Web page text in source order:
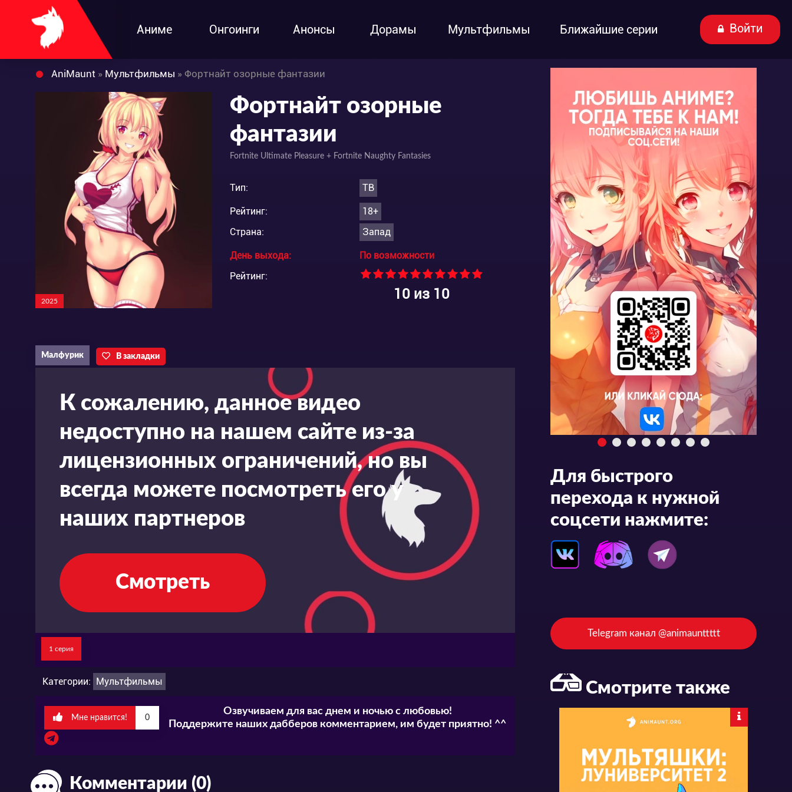
Аниме Онгоинги Анонсы Дорамы Мультфильмы Ближайшие серии Войти
AniMaunt » Мультфильмы » Фортнайт озорные фантазии
2025
Фортнайт озорные
фантазии
Fortnite Ultimate Pleasure + Fortnite Naughty Fantasies
Тип: ТВ
Рейтинг:
18+
Страна:
Запад
День выхода:
По возможности
Рейтинг:
10из 10
Малфурик В закладки
К сожалению, данное видео
недоступно на нашем сайте из-за
лицензионных ограничений, но вы
всегда можете посмотреть его у
наших партнеров
Смотреть
1 серия
Категории: Мультфильмы
Мне нравится! 0
Озвучиваем для вас днем и ночью с любовью!
Поддержите наших дабберов комментарием, им будет приятно! ^^
Комментарии (0)
Для быстрого
перехода к нужной
соцсети нажмите:
Telegram канал @animaunttttt
Смотрите также